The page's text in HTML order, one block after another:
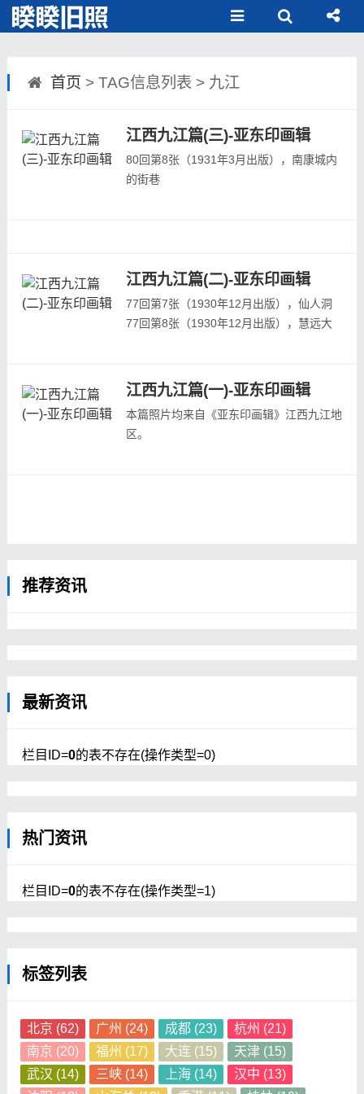
首页 > TAG信息列表 > 九江
江西九江篇(三)-亚东印画辑
80回第8张（1931年3月出版），南康城内
的街巷
164回第1张（1938年3月出版），鄱阳湖
日出风光
164回第2张（1938年3月出版），湖口镇
164回第4张（1938年3月出版），九江...
江西九江篇(二)-亚东印画辑
77回第7张（1930年12月出版），仙人洞
77回第8张（1930年12月出版），慧远大
下的海会寺，始建与明万历年间
77回第10张（1930年12月出版），莲花洞
的登山口
79回第1张（1931年2月出版），石钟山
江西九江篇(一)-亚东印画辑
本篇照片均来自《亚东印画辑》江西九江地
区。
推荐资讯
最新资讯
栏目ID=0的表不存在(操作类型=0)
热门资讯
栏目ID=0的表不存在(操作类型=1)
标签列表
北京 (62) 广州 (24) 成都(23) 杭州 (21)
南京 (20) 福州 (17) 大连 (15) 天津(15)
武汉 (14) 三峡(14) 上海(14) 汉中 (13)